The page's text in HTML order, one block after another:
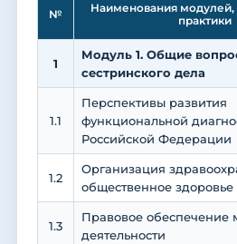
№
Наименования модулей,
практики
1
Модуль 1. Общие
сестринского дела
1.1
Перспективы развития
функциональной
Российской Федерации
1.2
Организация
общественное здоровье
1.3
Правовое обеспечение
деятельности